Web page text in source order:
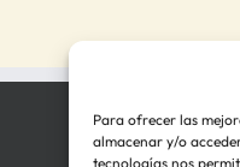
Para ofrecer las
almacenar y/o
tecnologías nos